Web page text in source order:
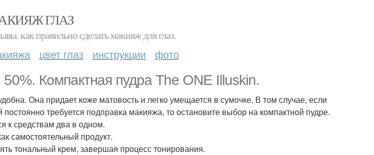
ГЛАЗ
как правильно сделать макияж для глаз.
цвет глаз инструкции фото
Компактная пудра The ONE Illuskin.
Она придает коже матовость и легко умещается в сумочке. В том случае, если
требуется подправка макияжа, то остановите выбор на компактной пудре.
к средствам два в одном.
самостоятельный продукт.
тональный крем, завершая процесс тонирования.